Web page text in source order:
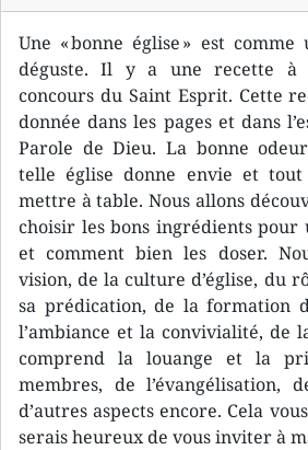
Une « bonne église » est
déguste. Il y a une recette à
concours du Saint Esprit. Cette
donnée dans les pages et dans
Parole de Dieu. La bonne
telle église donne envie et
mettre à table. Nous allons
choisir les bons ingrédients pour
et comment bien les doser.
vision, de la culture d’église, du
sa prédication, de la formation
l’ambiance et la convivialité, de
comprend la louange et la
membres, de l’évangélisation,
d’autres aspects encore. Cela
serais heureux de vous inviter à